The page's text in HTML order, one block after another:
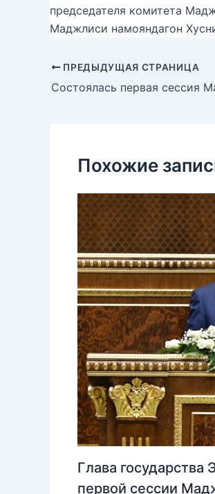
председателя комитета
Маджлиси намояндагон
ПРЕДЫДУЩАЯ СТРАНИЦА
Похожие
Глава
первой сессии